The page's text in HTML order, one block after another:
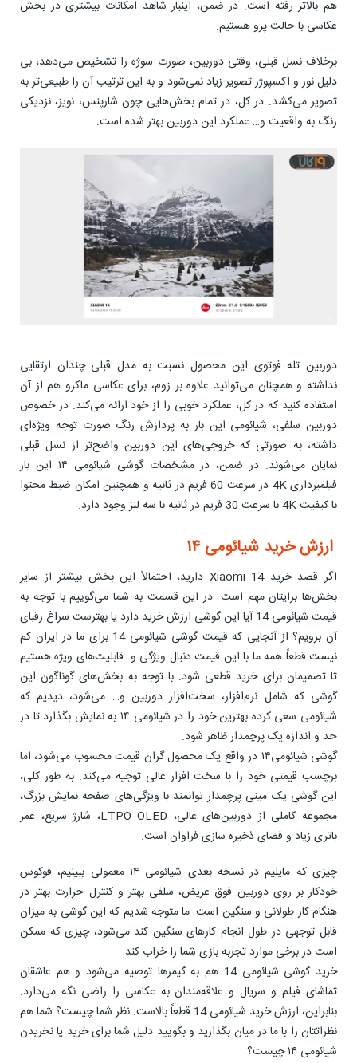
هم بالاتر رفته است. در ضمن، اینبار شاهد امکانات بیشتری در بخش
عکاسی با حالت پرو هستیم.
برخلاف نسل قبلی، وقتی دوربین، صورت سوژه را تشخیص می‌دهد، بی
دلیل نور و اکسپوژر تصویر زیاد نمی‌شود و به این ترتیب آن را طبیعی‌تر به
تصویر می‌کشد. در کل، در تمام بخش‌هایی چون شارپنس، نویز، نزدیکی
رنگ به واقعیت و… عملکرد این دوربین بهتر شده است.
دوربین تله فوتوی این محصول نسبت به مدل قبلی چندان ارتقایی
نداشته و همچنان می‌توانید علاوه بر زوم، برای عکاسی ماکرو هم از آن
استفاده کنید که در کل، عملکرد خوبی را از خود ارائه می‌کند. در خصوص
دوربین سلفی، شیائومی این بار به پردازش رنگ صورت توجه ویژه‌ای
داشته، به صورتی که خروجی‌های این دوربین واضح‌تر از نسل قبلی
نمایان می‌شوند. در ضمن، در مشخصات گوشی شیائومی ۱۴ این بار
فیلمبرداری 4K در سرعت 60 فریم در ثانیه و همچنین امکان ضبط محتوا
با کیفیت 4K با سرعت 30 فریم در ثانیه با سه لنز وجود دارد.
ارزش خرید شیائومی ۱۴
اگر قصد خرید Xiaomi 14 دارید، احتمالاً این بخش بیشتر از سایر
بخش‌ها برایتان مهم است. در این قسمت به شما می‌گوییم با توجه به
قیمت شیائومی 14 آیا این گوشی ارزش خرید دارد یا بهترست سراغ رقبای
آن برویم؟ از آنجایی که قیمت گوشی شیائومی 14 برای ما در ایران کم
نیست قطعاً همه ما با این قیمت دنبال ویژگی‌ و قابلیت‌های ویژه هستیم
تا تصمیمان برای خرید قطعی شود. با توجه به بخش‌های گوناگون این
گوشی که شامل نرم‌افزار، سخت‌افزار دوربین و… می‌شود، دیدیم که
شیائومی سعی کرده بهترین خود را در شیائومی ۱۴ به نمایش بگذارد تا در
حد و اندازه یک پرچمدار ظاهر شود.
گوشی شیائومی۱۴ در واقع یک محصول گران قیمت محسوب می‌شود، اما
برچسب قیمتی خود را با سخت افزار عالی توجیه می‌کند. به طور کلی،
این گوشی یک مینی پرچمدار توانمند با ویژگی‌های صفحه نمایش بزرگ،
مجموعه کاملی از دوربین‌های عالی، LTPO OLED، شارژ سریع، عمر
باتری زیاد و فضای ذخیره سازی فراوان است.
چیزی که مایلیم در نسخه بعدی شیائومی ۱۴ معمولی ببینیم، فوکوس
خودکار بر روی دوربین فوق عریض، سلفی بهتر و کنترل حرارت بهتر در
هنگام کار طولانی و سنگین است. ما متوجه شدیم که این گوشی به میزان
قابل توجهی در طول انجام کارهای سنگین کند می‌شود، چیزی که ممکن
است در برخی موارد تجربه بازی شما را خراب کند.
خرید گوشی شیائومی 14 هم به گیمرها توصیه می‌شود و هم عاشقان
تماشای فیلم و سریال و علاقه‌مندان به عکاسی را راضی نگه می‌دارد.
بنابراین، ارزش خرید شیائومی 14 قطعاً بالاست. نظر شما چیست؟ شما هم
نظراتتان را با ما در میان بگذارید و بگویید دلیل شما برای خرید یا نخریدن
شیائومی ۱۴ چیست؟